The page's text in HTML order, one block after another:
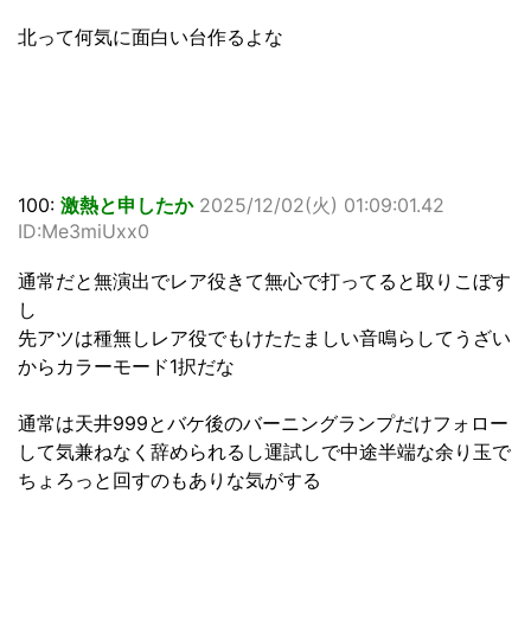
北って何気に面白い台作るよな
100: 激熱と申したか 2025/12/02(火) 01:09:01.42
ID:Me3miUxx0
通常だと無演出でレア役きて無心で打ってると取りこぼす
し
先アツは種無しレア役でもけたたましい音鳴らしてうざい
からカラーモード1択だな
通常は天井999とバケ後のバーニングランプだけフォロー
して気兼ねなく辞められるし運試しで中途半端な余り玉で
ちょろっと回すのもありな気がする